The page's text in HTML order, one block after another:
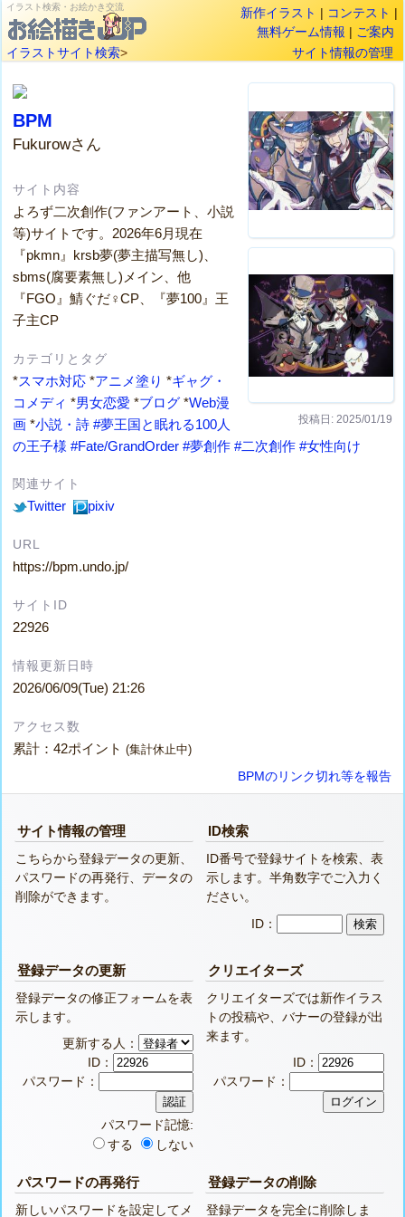
イラスト検索・お絵かき交流 新作イラスト | コンテスト |
無料ゲーム情報 | ご案内
イラストサイト検索> サイト情報の管理
投稿日: 2025/01/19
BPM
Fukurowさん
サイト内容
よろず二次創作(ファンアート、小説
等)サイトです。2026年6月現在
『pkmn』krsb夢(夢主描写無し)、
sbms(腐要素無し)メイン、他
『FGO』鯖ぐだ♀CP、『夢100』王
子主CP
カテゴリとタグ
*スマホ対応 *アニメ塗り *ギャグ・
コメディ *男女恋愛 *ブログ *Web漫
画 *小説・詩 #夢王国と眠れる100人
の王子様 #Fate/GrandOrder #夢創作 #二次創作 #女性向け
関連サイト
Twitter pixiv
URL
https://bpm.undo.jp/
サイトID
22926
情報更新日時
2026/06/09(Tue) 21:26
アクセス数
累計：42ポイント(集計休止中)
BPMのリンク切れ等を報告
サイト情報の管理
こちらから登録データの更新、
パスワードの再発行、データの
削除ができます。
ID検索
ID番号で登録サイトを検索、表
示します。半角数字でご入力く
ださい。
ID：
登録データの更新
登録データの修正フォームを表
示します。
更新する人：
ID：
パスワード：
パスワード記憶:
する
しない
クリエイターズ
クリエイターズでは新作イラス
トの投稿や、バナーの登録が出
来ます。
ID：
パスワード：
パスワードの再発行
新しいパスワードを設定してメ
登録データの削除
登録データを完全に削除しま